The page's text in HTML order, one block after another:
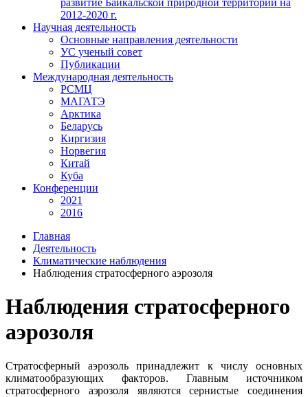
развитие Байкальской природной территории на
2012-2020 г.
Научная деятельность
Основные направления деятельности
УС ученый совет
Публикации
Международная деятельность
РСМЦ
МАГАТЭ
Арктика
Беларусь
Киргизия
Норвегия
Китай
Куба
Конференции
2021
2016
Главная
Деятельность
Климатические наблюдения
Наблюдения стратосферного аэрозоля
Наблюдения стратосферного
аэрозоля
Стратосферный аэрозоль принадлежит к числу основных
климатообразующих факторов. Главным источником
стратосферного аэрозоля являются сернистые соединения